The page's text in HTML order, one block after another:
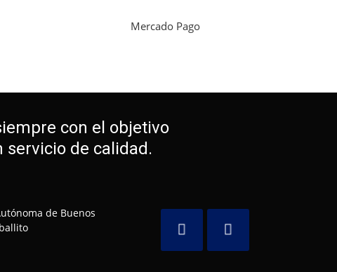
Mercado Pago
con el objetivo
de calidad.
de Buenos